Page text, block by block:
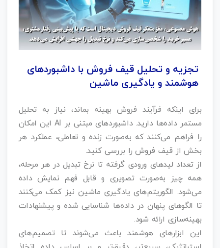
تجزیه و تحلیل قیف فروش با داشبوردهای
هوشمند و یادگیری ماشین
برای اینکه فرآیند فروش بهینه بماند، نیاز به تحلیل
مستمر داده‌ها دارید. داشبوردهای مبتنی بر AI این امکان
را فراهم می‌کنند که به‌صورت زنده و تعاملی، عملکرد هر
بخش از قیف فروش را بررسی کنید.
از تعداد لیدهای ورودی گرفته تا نرخ تبدیل در هر مرحله،
همه چیز به‌صورت تصویری و قابل فهم نمایش داده
می‌شود. الگوریتم‌های یادگیری ماشین نیز کمک می‌کنند
تا الگوهای پنهان در داده‌ها شناسایی شده و پیشنهادات
بهینه‌سازی ارائه شود.
این ابزارهای هوشمند باعث می‌شوند تا تصمیم‌های